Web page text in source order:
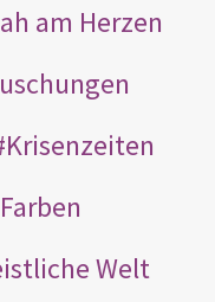
am Herzen
Krisenzeiten
Farben
Welt